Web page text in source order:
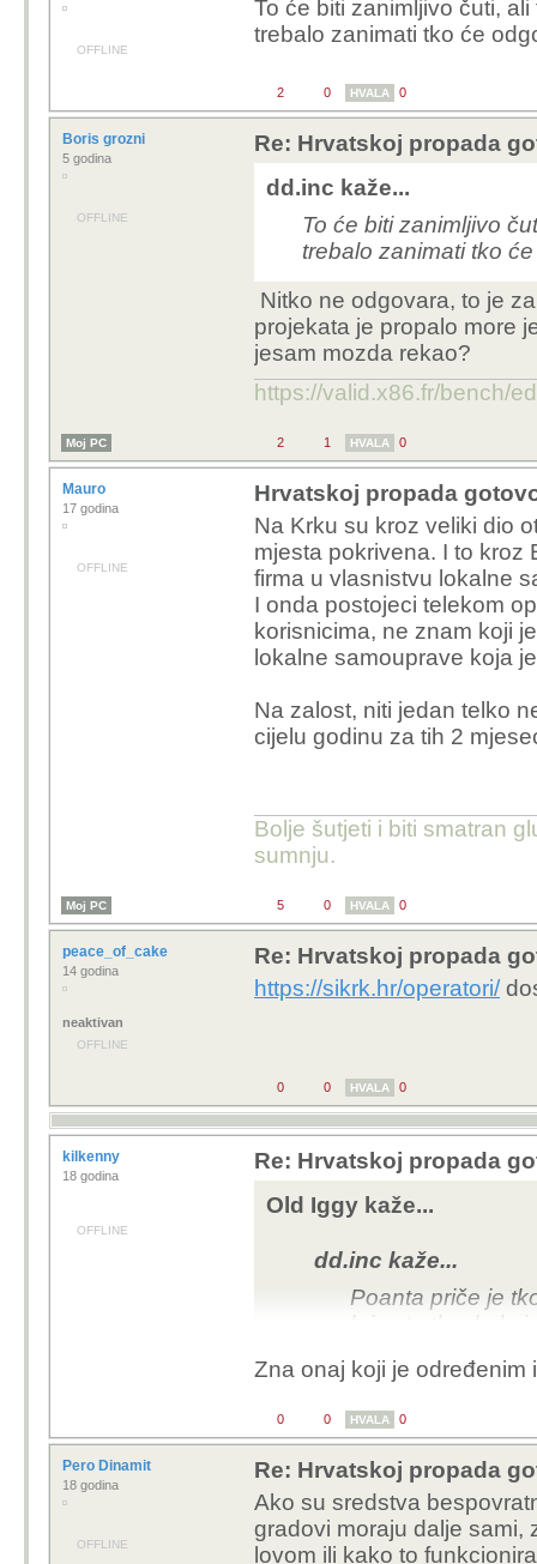
OFFLINE
To će biti zanimljivo čuti,
trebalo zanimati tko će
2 0 HVALA 0
Boris grozni
5 godina
OFFLINE
Re: Hrvatskoj propada
dd.inc kaže...
To će biti zanimljivo
trebalo zanimati tko
Nitko ne odgovara, to je
projekata je propalo more
jesam mozda rekao?
https://valid.x86.fr/bench/
Moj PC 2 1 HVALA 0
Mauro
17 godina
OFFLINE
Hrvatskoj propada
Na Krku su kroz veliki dio
mjesta pokrivena. I to kroz
firma u vlasnistvu lokalne
I onda postojeci telekom
korisnicima, ne znam koji
lokalne samouprave koja
Na zalost, niti jedan telko
cijelu godinu za tih 2
Bolje šutjeti i biti smatran
sumnju.
Moj PC 5 0 HVALA 0
peace_of_cake
14 godina
neaktivan
OFFLINE
Re: Hrvatskoj propada
https://sikrk.hr/operatori/
0 0 HVALA 0
kilkenny
18 godina
OFFLINE
Re: Hrvatskoj propada
Old Iggy kaže...
dd.inc kaže...
Poanta priče je
kriva tvrtka,
Pravo pitanje je što
Zna onaj koji je
0 0 HVALA 0
Pero Dinamit
18 godina
OFFLINE
Re: Hrvatskoj propada
Ako su sredstva
gradovi moraju dalje sami,
lovom ili kako to